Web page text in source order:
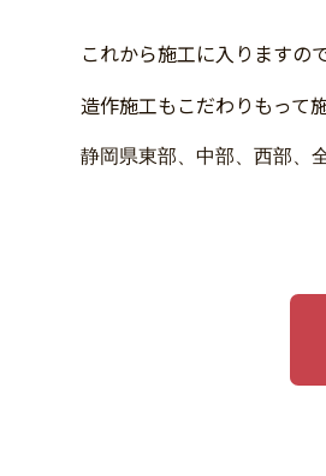
これから施工に入りますの
造作施工もこだわりもって
静岡県東部、中部、西部、